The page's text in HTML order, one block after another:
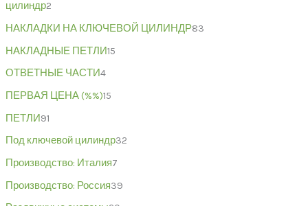
цилиндр2
НАКЛАДКИ НА КЛЮЧЕВОЙ ЦИЛИНДР83
НАКЛАДНЫЕ ПЕТЛИ15
ОТВЕТНЫЕ ЧАСТИ4
ПЕРВАЯ ЦЕНА (%%)15
ПЕТЛИ91
Под ключевой цилиндр32
Производство: Италия7
Производство: Россия39